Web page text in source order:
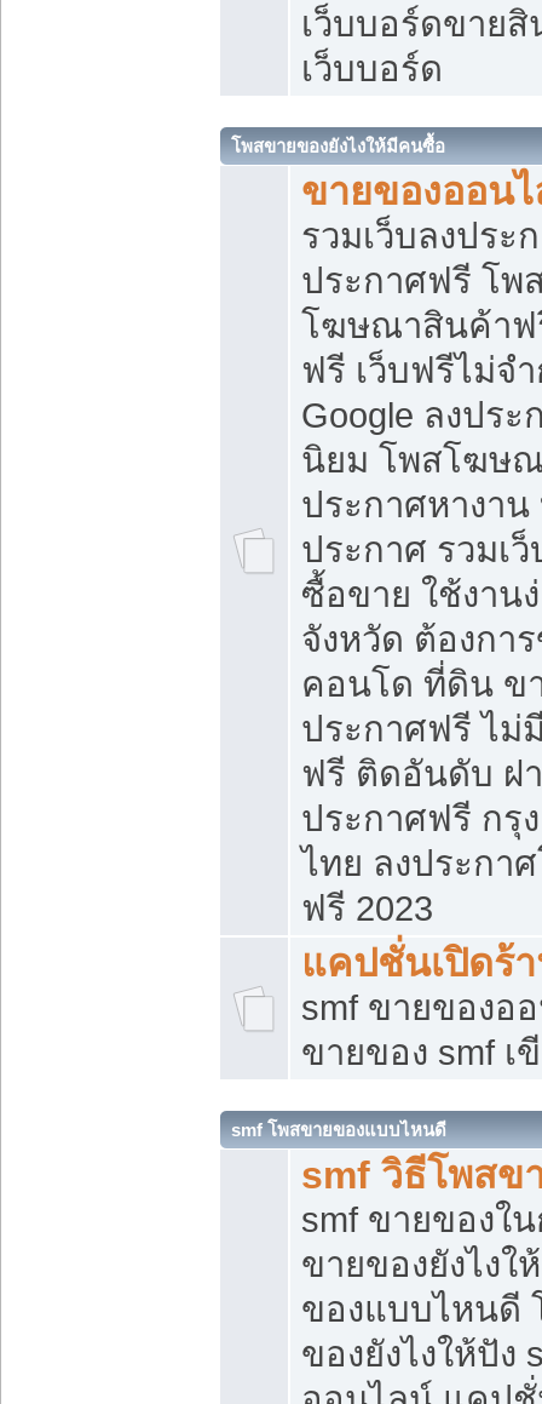
เว็บบอร์ดขาย
เว็บบอร์ด
โพสขายของยังไงให้มีคนซื้อ
ขายของออน
รวมเว็บลงประ
ประกาศฟรี โพ
โฆษณาสินค้าฟ
ฟรี เว็บฟรีไม่จ
Google ลงปร
นิยม โพสโฆษ
ประกาศหางาน
ประกาศ รวมเ
ซื้อขาย ใช้งาน
จังหวัด ต้องกา
คอนโด ที่ดิน ข
ประกาศฟรี ไม่
ฟรี ติดอันดับ ฝ
ประกาศฟรี กรุ
ไทย ลงประกา
ฟรี 2023
แคปชั่นเปิดร้
smf ขายของอ
ขายของ smf เ
smf โพสขายของแบบไหนดี
smf วิธีโพสข
smf ขายของใ
ขายของยังไง
ของแบบไหนดี
ของยังไงให้ปั